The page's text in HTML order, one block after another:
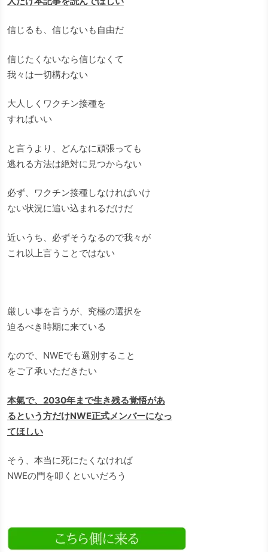
信じるも、信じないも自由だ
信じたくないなら信じなくて
我々は一切構わない
大人しくワクチン接種を
すればいい
と言うより、どんなに頑張っても
逃れる方法は絶対に見つからない
必ず、ワクチン接種しなければいけ
ない状況に追い込まれるだけだ
近いうち、必ずそうなるので我々が
これ以上言うことではない
厳しい事を言うが、究極の選択を
迫るべき時期に来ている
なので、NWEでも選別すること
をご了承いただきたい
本氣で、2030年まで生き残る覚悟があ
るという方だけNWE正式メンバーになっ
てほしい
そう、本当に死にたくなければ
NWEの門を叩くといいだろう